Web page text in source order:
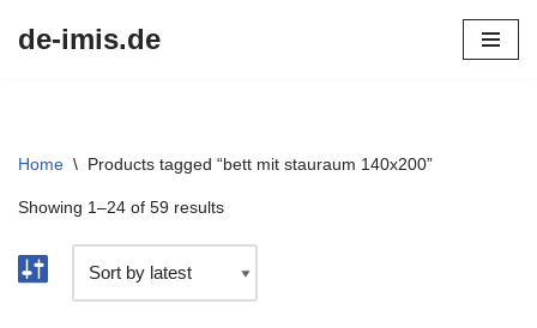
de-imis.de
Home \ Products tagged “bett mit stauraum 140x200”
Showing 1–24 of 59 results